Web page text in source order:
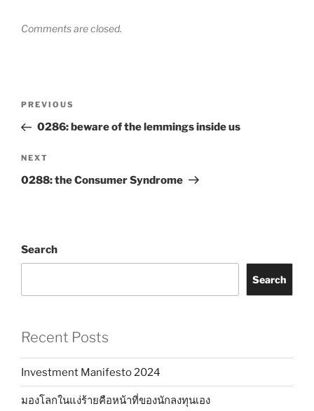
Comments are closed.
Previous
Post
PREVIOUS
0286: beware of the lemmings inside us
Next
Post
NEXT
0288: the Consumer Syndrome
Search
Search
Recent Posts
Investment Manifesto 2024
มองโลกในแง่ร้ายคือหน้าที่ของนักลงทุนเอง